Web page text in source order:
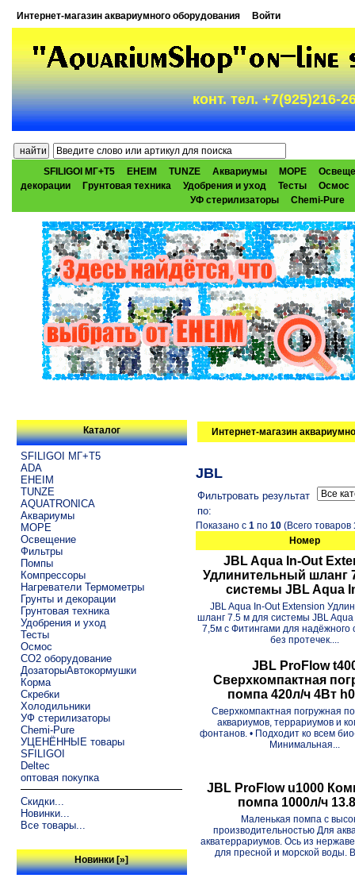
Интернет-магазин аквариумного оборудования Войти
конт. тел. +7(925)216-
SFILIGOI МГ+Т5 EHEIM TUNZE Аквариумы МОРЕ
декорации
Грунтовая техника Удобрения и уход Тесты
Осмос
УФ стерилизаторы
Chemi-Pure
Каталог
SFILIGOI МГ+Т5
ADA
EHEIM
TUNZE
AQUATRONICA
Аквариумы
МОРЕ
Освещение
Фильтры
Помпы
Компрессоры
Нагреватели Термометры
Грунты и декорации
Грунтовая техника
Удобрения и уход
Тесты
Осмос
CO2 оборудование
ДозаторыАвтокормушки
Корма
Скребки
Холодильники
УФ стерилизаторы
Chemi-Pure
УЦЕНЁННЫЕ товары
SFILIGOI
Deltec
оптовая покупка
Скидки...
Новинки...
Все товары...
Новинки [»]
Интернет-магазин
JBL
Фильтровать результат
по:
Показано с 1по 10(Всего товаров
Номер
JBL Aqua In-Out
Удлинительный шланг
системы JBL Aqua
JBL Aqua In-Out Extension
шланг 7.5 м для системы JBL
7,5м с Фитингами для надёжного
без протечек....
JBL ProFlow
Сверхкомпактная
помпа 420л/ч 4Вт
Сверхкомпактная погружная
аквариумов, террариумов и
фонтанов. • Подходит ко всем
Минимальная...
JBL ProFlow u1000
помпа 1000л/ч
Маленькая помпа с
производительностью Для
акватеррариумов. Ось из
для пресной и морской воды.